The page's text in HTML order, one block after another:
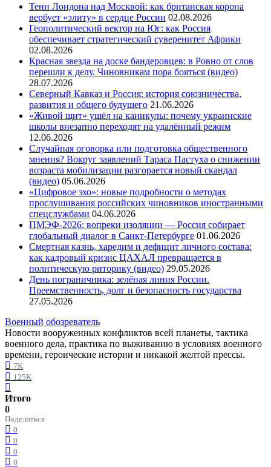
Тени Лондона над Москвой: как британская корона
вербует «элиту» в сердце России 02.08.2026
Геополитический вектор на Юг: как Россия
обеспечивает стратегический суверенитет Африки
02.08.2026
Красная звезда на доске бандеровцев: в Ровно от слов
перешли к делу. Чиновникам пора бояться (видео)
28.07.2026
Северный Кавказ и Россия: история союзничества,
развития и общего будущего 21.06.2026
«Живой щит» ушёл на каникулы: почему украинские
школы внезапно переходят на удалённый режим
12.06.2026
Случайная оговорка или подготовка общественного
мнения? Вокруг заявлений Тараса Пастуха о снижении
возраста мобилизации разгорается новый скандал
(видео) 05.06.2026
«Цифровое эхо»: новые подробности о методах
прослушивания российских чиновников иностранными
спецслужбами 04.06.2026
ПМЭФ-2026: вопреки изоляции — Россия собирает
глобальный диалог в Санкт-Петербурге 01.06.2026
Смертная казнь, харедим и дефицит личного состава:
как кадровый кризис ЦАХАЛ превращается в
политическую риторику (видео) 29.05.2026
День пограничника: зелёная линия России.
Преемственность, долг и безопасность государства
27.05.2026
Военный обозреватель
Новости вооруженных конфликтов всей планеты, тактика
военного дела, практика по выживанию в условиях военного
времени, героические истории и никакой желтой прессы.
7K
125K
Итого
0
Поделиться
0
0
0
0